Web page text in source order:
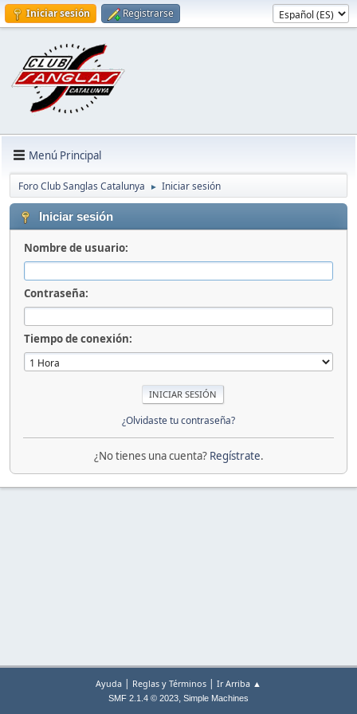
Iniciar sesión Registrarse
Menú Principal
Foro Club Sanglas Catalunya ► Iniciar sesión
Iniciar sesión
Nombre de usuario:
Contraseña:
Tiempo de conexión:
¿Olvidaste tu contraseña?
¿No tienes una cuenta? Regístrate.
Ayuda | Reglas y Términos | Ir Arriba ▲
SMF 2.1.4 © 2023, Simple Machines